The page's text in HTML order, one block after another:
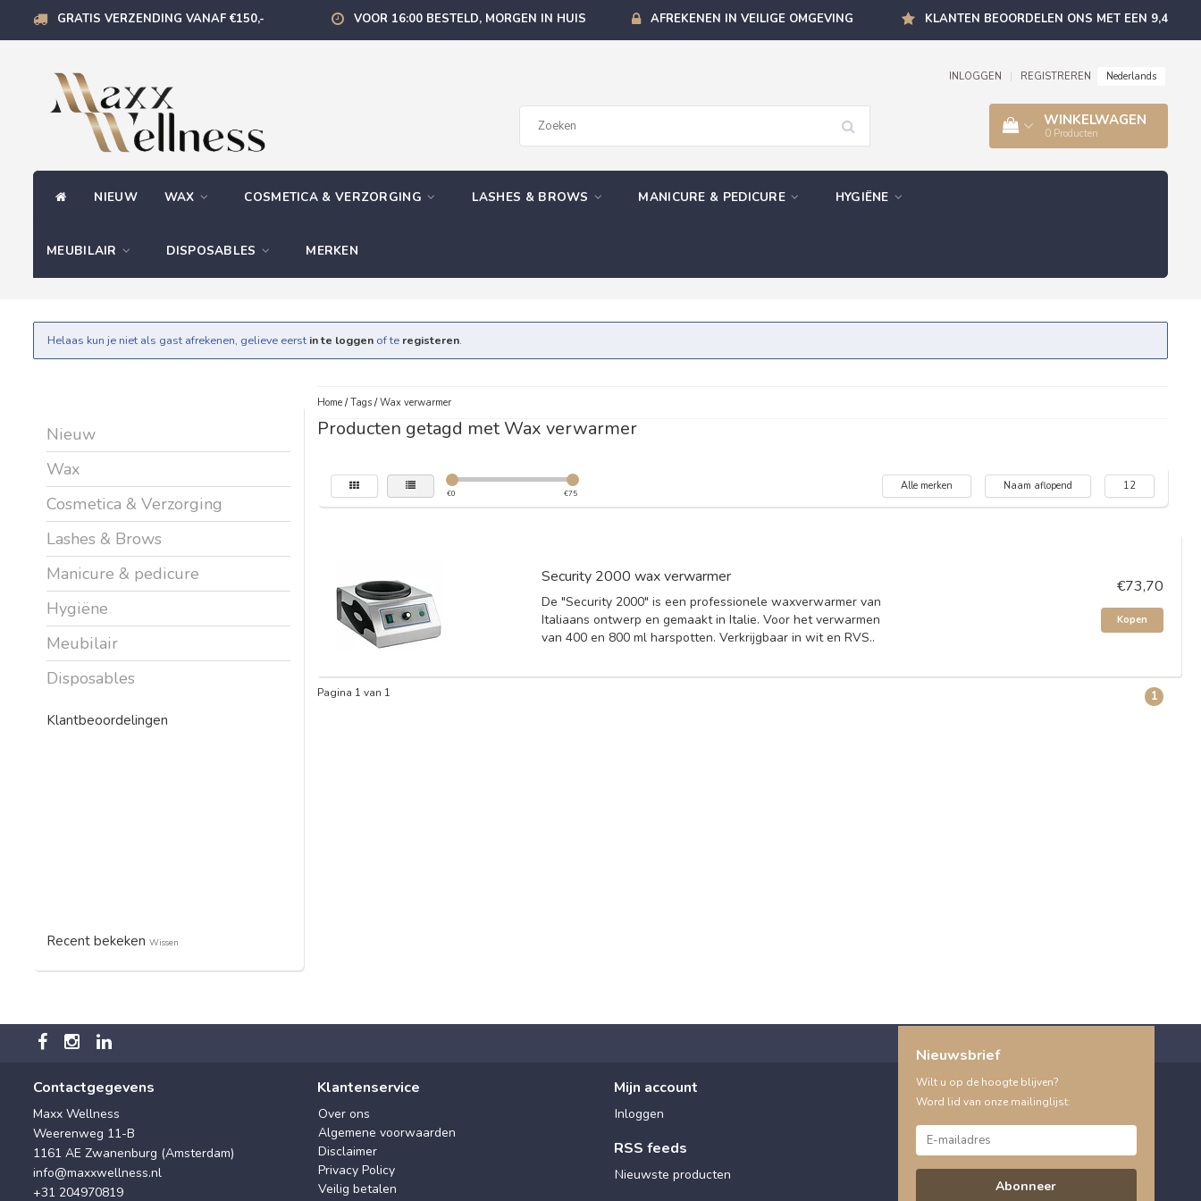
GRATIS VERZENDING VANAF €150,- VOOR 16:00 BESTELD, MORGEN IN HUIS AFREKENEN IN VEILIGE OMGEVING KLANTEN BEOORDELEN ONS MET EEN 9,4
INLOGGEN REGISTREREN Nederlands
WINKELWAGEN
0 Producten
NIEUW WAX COSMETICA & VERZORGING LASHES & BROWS MANICURE & PEDICURE HYGIËNE
MEUBILAIR DISPOSABLES MERKEN
Helaas kun je niet als gast afrekenen, gelieve eerst in te loggen of te registeren.
Nieuw
Wax
Cosmetica & Verzorging
Lashes & Brows
Manicure & pedicure
Hygiëne
Meubilair
Disposables
Klantbeoordelingen
Recent bekeken Wissen
Home/Tags/Wax verwarmer
Producten getagd met Wax verwarmer
€0 €75
Alle merken Naam aflopend 12
Security 2000 wax verwarmer
De "Security 2000" is een professionele waxverwarmer van
Italiaans ontwerp en gemaakt in Italie. Voor het verwarmen
van 400 en 800 ml harspotten. Verkrijgbaar in wit en RVS..
€73,70
Kopen
Pagina 1 van 1 1
Contactgegevens
Maxx Wellness
Weerenweg 11-B
1161 AE Zwanenburg (Amsterdam)
info@maxxwellness.nl
+31 204970819
Klantenservice
Over ons
Algemene voorwaarden
Disclaimer
Privacy Policy
Veilig betalen
Mijn account
Inloggen
RSS feeds
Nieuwste producten
Nieuwsbrief
Wilt u op de hoogte blijven?
Word lid van onze mailinglijst:
Abonneer